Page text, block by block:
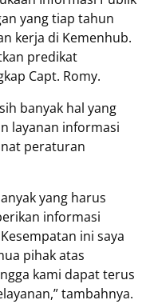
yang tiap tahun
kerja di Kemenhub.
predikat
Capt. Romy.
banyak hal yang
layanan informasi
peraturan
yang harus
informasi
ini saya
pihak atas
kami dapat terus
tambahnya.